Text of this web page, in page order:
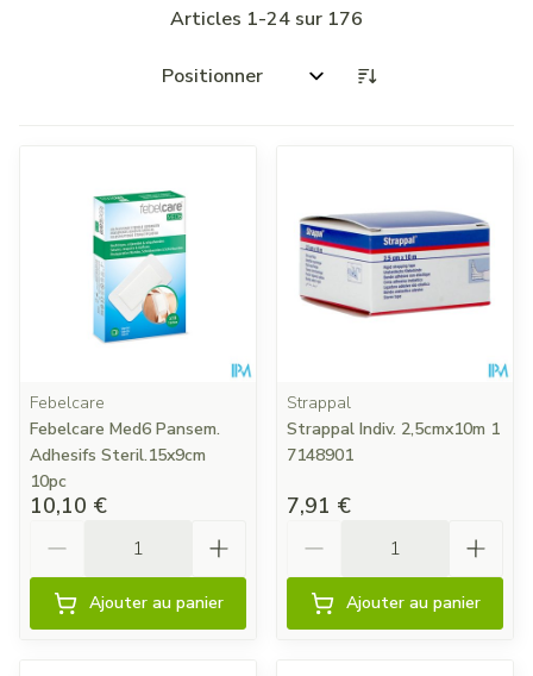
Articles 1-24 sur 176
Trier par:
Febelcare
Febelcare Med6 Pansem.
Adhesifs Steril.15x9cm
10pc
10,10 €
Ajouter au panier
Strappal
Strappal Indiv. 2,5cmx10m 1
7148901
7,91 €
Ajouter au panier